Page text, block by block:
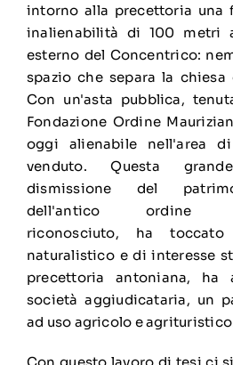
intorno alla precettoria una
inalienabilità di 100 metri
esterno del Concentrico:
spazio che separa la chiesa
Con un'asta pubblica,
Fondazione Ordine
oggi alienabile nell'area
venduto. Questa
dismissione del
dell'antico ordine
riconosciuto, ha
naturalistico e di interesse
precettoria antoniana, ha
società aggiudicataria, un
ad uso agricolo e